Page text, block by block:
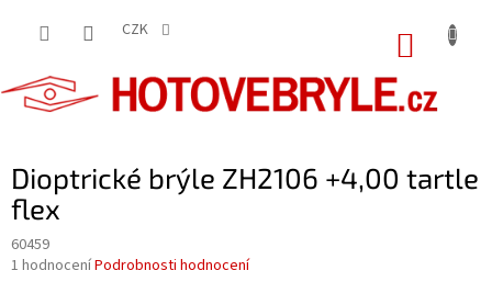
CZK
Dioptrické brýle ZH2106 +4,00 tartle
flex
60459
Průměrné
1 hodnoceníPodrobnosti hodnocení